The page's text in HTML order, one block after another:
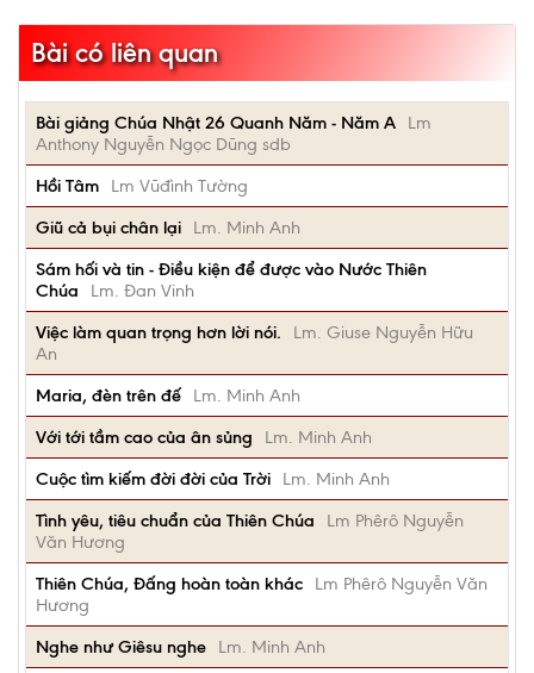
Bài có liên quan
Bài giảng Chúa Nhật 26 Quanh Năm - Năm A
Lm
Anthony Nguyễn Ngọc Dũng sdb
Hồi Tâm
Lm Vũđình Tường
Giũ cả bụi chân lại
Lm. Minh Anh
Sám hối và tin - Điều kiện để được vào Nước Thiên
Chúa
Lm. Đan Vinh
Việc làm quan trọng hơn lời nói.
Lm. Giuse Nguyễn Hữu
An
Maria, đèn trên đế
Lm. Minh Anh
Với tới tầm cao của ân sủng
Lm. Minh Anh
Cuộc tìm kiếm đời đời của Trời
Lm. Minh Anh
Tình yêu, tiêu chuẩn của Thiên Chúa
Lm Phêrô Nguyễn
Văn Hương
Thiên Chúa, Đấng hoàn toàn khác
Lm Phêrô Nguyễn Văn
Hương
Nghe như Giêsu nghe
Lm. Minh Anh